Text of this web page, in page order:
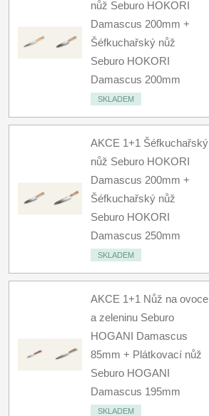
nůž Seburo HOKORI
Damascus 200mm +
Šéfkuchařský nůž
Seburo HOKORI
Damascus 200mm
SKLADEM
AKCE 1+1 Šéfkuchařský
nůž Seburo HOKORI
Damascus 200mm +
Šéfkuchařský nůž
Seburo HOKORI
Damascus 250mm
SKLADEM
AKCE 1+1 Nůž na ovoce
a zeleninu Seburo
HOGANI Damascus
85mm + Plátkovací nůž
Seburo HOGANI
Damascus 195mm
SKLADEM